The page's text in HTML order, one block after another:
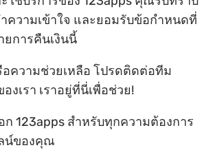
ความเข้าใจ และยอมรับข้อกำหนดที่
ยการคืนเงินนี้
ความช่วยเหลือ โปรดติดต่อทีม
งเรา เราอยู่ที่นี่เพื่อช่วย!
123apps สำหรับทุกความต้องการ
น์ของคุณ